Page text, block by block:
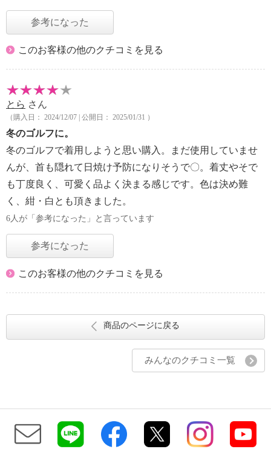
参考になった
このお客様の他のクチコミを見る
とら さん
（購入日： 2024/12/07 | 公開日： 2025/01/31 ）
冬のゴルフに。
冬のゴルフで着用しようと思い購入。まだ使用していませ
んが、首も隠れて日焼け予防になりそうで〇。着丈やそで
も丁度良く、可愛く品よく決まる感じです。色は決め難
く、紺・白とも頂きました。
6人が「参考になった」と言っています
参考になった
このお客様の他のクチコミを見る
商品のページに戻る
みんなのクチコミ一覧